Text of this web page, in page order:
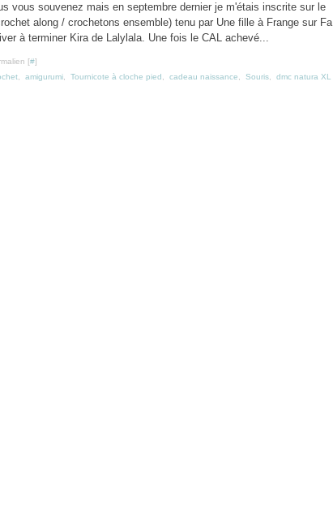
vous souvenez mais en septembre dernier je m'étais inscrite sur le
along / crochetons ensemble) tenu par Une fille à Frange sur Fa
à terminer Kira de Lalylala. Une fois le CAL achevé...
[#]
amigurumi Tournicote à cloche pied cadeau naissance Souris dmc natura XL